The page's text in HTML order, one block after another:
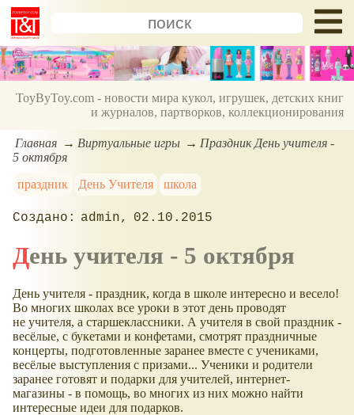
ToyByToy.com - новости мира кукол, игрушек, детских книг
и журналов, партворков, коллекционирования
Главная Виртуальные игры
Праздник День учителя -
5 октября
праздник
День Учителя школа
admin 02.10.2015
День учителя - 5 октября
День учителя - праздник, когда в школе интересно и весело!
Во многих школах все уроки в этот день проводят
не учителя, а старшеклассники. А учителя в свой праздник -
весёлые, с букетами и конфетами, смотрят праздничные
концерты, подготовленные заранее вместе с учениками,
весёлые выступления с призами... Ученики и родители
заранее готовят и подарки для учителей, интернет-
магазины - в помощь, во многих из них можно найти
интересные идеи для подарков.